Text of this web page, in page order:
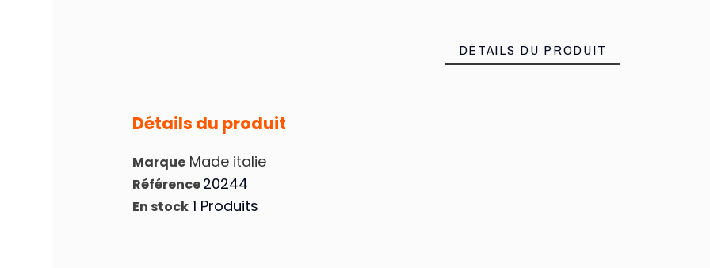
DÉTAILS DU PRODUIT
Détails du produit
Marque Made italie
Référence20244
En stock 1 Produits